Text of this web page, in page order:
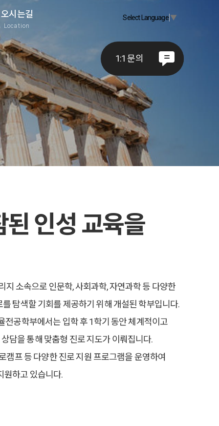
오시는길
Location
Select Language ▼
1:1 문의
인성 교육을
소속으로 인문학, 사회과학, 자연과학 등 다양한
탐색할 기회를 제공하기 위해 개설된 학부입니다.
전공학부에서는 입학 후 1학기 동안 체계적이고
담을 통해 맞춤형 진로 지도가 이뤄집니다.
캠프 등 다양한 진로 지원 프로그램을 운영하여
원하고 있습니다.